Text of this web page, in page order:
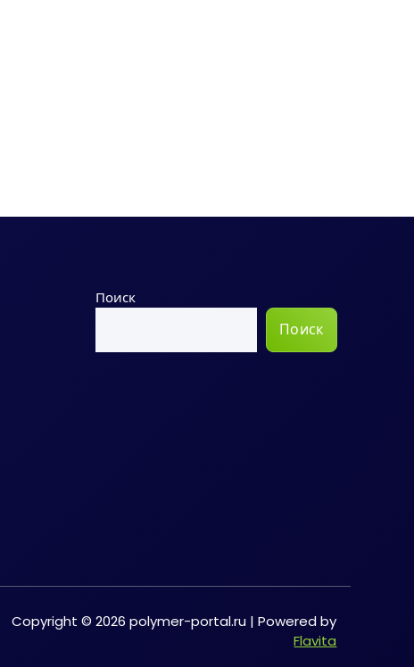
Поиск
Поиск
Copyright © 2026 polymer-portal.ru | Powered by
Flavita